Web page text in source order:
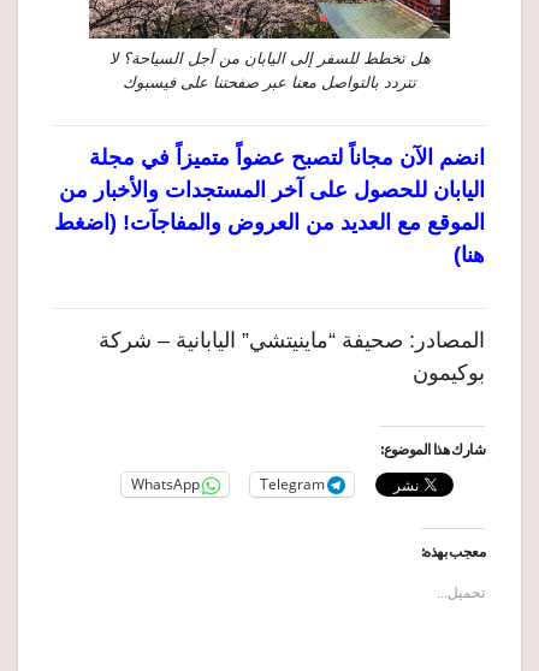
هل تخطط للسفر إلى اليابان من أجل السياحة؟ لا
تتردد بالتواصل معنا عبر صفحتنا على فيسبوك
انضم الآن مجاناً لتصبح عضواً متميزاً في مجلة
اليابان للحصول على آخر المستجدات والأخبار من
الموقع مع العديد من العروض والمفاجآت! (اضغط
هنا)
المصادر: صحيفة “ماينيتشي” اليابانية – شركة
بوكيمون
شارك هذا الموضوع:
Telegram
WhatsApp
معجب بهذه:
تحميل...